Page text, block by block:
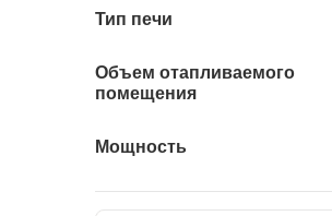
Тип печи
Объем отапливаемого
помещения
Мощность